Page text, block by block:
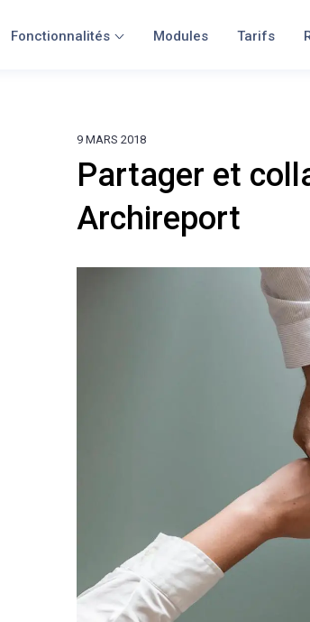
Fonctionnalités Modules Tarifs
9 MARS 2018
Partager et
Archireport